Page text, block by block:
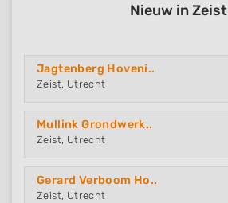
Nieuw in Zeist
Jagtenberg Hoveni..
Zeist, Utrecht
Mullink Grondwerk..
Zeist, Utrecht
Gerard Verboom Ho..
Zeist, Utrecht